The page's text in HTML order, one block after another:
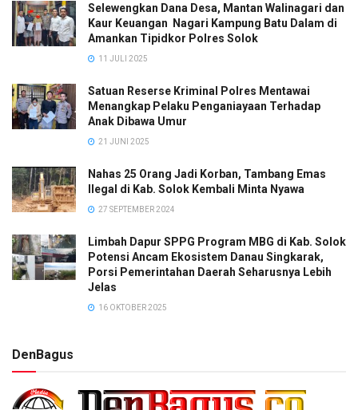
Selewengkan Dana Desa, Mantan Walinagari dan
Kaur Keuangan Nagari Kampung Batu Dalam di
Amankan Tipidkor Polres Solok
11 JULI 2025
Satuan Reserse Kriminal Polres Mentawai
Menangkap Pelaku Penganiayaan Terhadap
Anak Dibawa Umur
21 JUNI 2025
Nahas 25 Orang Jadi Korban, Tambang Emas
Ilegal di Kab. Solok Kembali Minta Nyawa
27 SEPTEMBER 2024
Limbah Dapur SPPG Program MBG di Kab. Solok
Potensi Ancam Ekosistem Danau Singkarak,
Porsi Pemerintahan Daerah Seharusnya Lebih
Jelas
16 OKTOBER 2025
DenBagus